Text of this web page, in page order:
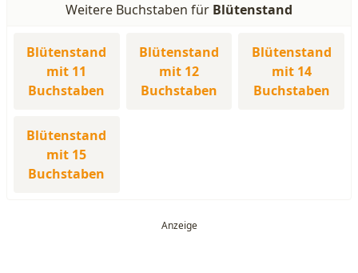
Weitere Buchstaben für Blütenstand
Blütenstand
mit 11
Buchstaben
Blütenstand
mit 12
Buchstaben
Blütenstand
mit 14
Buchstaben
Blütenstand
mit 15
Buchstaben